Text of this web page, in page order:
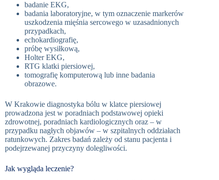
badanie EKG,
badania laboratoryjne, w tym oznaczenie markerów
uszkodzenia mięśnia sercowego w uzasadnionych
przypadkach,
echokardiografię,
próbę wysiłkową,
Holter EKG,
RTG klatki piersiowej,
tomografię komputerową lub inne badania
obrazowe.
W Krakowie diagnostyka bólu w klatce piersiowej
prowadzona jest w poradniach podstawowej opieki
zdrowotnej, poradniach kardiologicznych oraz – w
przypadku nagłych objawów – w szpitalnych oddziałach
ratunkowych. Zakres badań zależy od stanu pacjenta i
podejrzewanej przyczyny dolegliwości.
Jak wygląda leczenie?